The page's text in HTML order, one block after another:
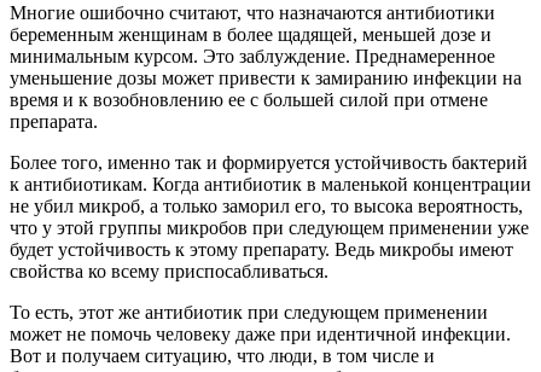
Многие ошибочно считают, что назначаются антибиотики
беременным женщинам в более щадящей, меньшей дозе и
минимальным курсом. Это заблуждение. Преднамеренное
уменьшение дозы может привести к замиранию инфекции на
время и к возобновлению ее с большей силой при отмене
препарата.
Более того, именно так и формируется устойчивость бактерий
к антибиотикам. Когда антибиотик в маленькой концентрации
не убил микроб, а только заморил его, то высока вероятность,
что у этой группы микробов при следующем применении уже
будет устойчивость к этому препарату. Ведь микробы имеют
свойства ко всему приспосабливаться.
То есть, этот же антибиотик при следующем применении
может не помочь человеку даже при идентичной инфекции.
Вот и получаем ситуацию, что люди, в том числе и